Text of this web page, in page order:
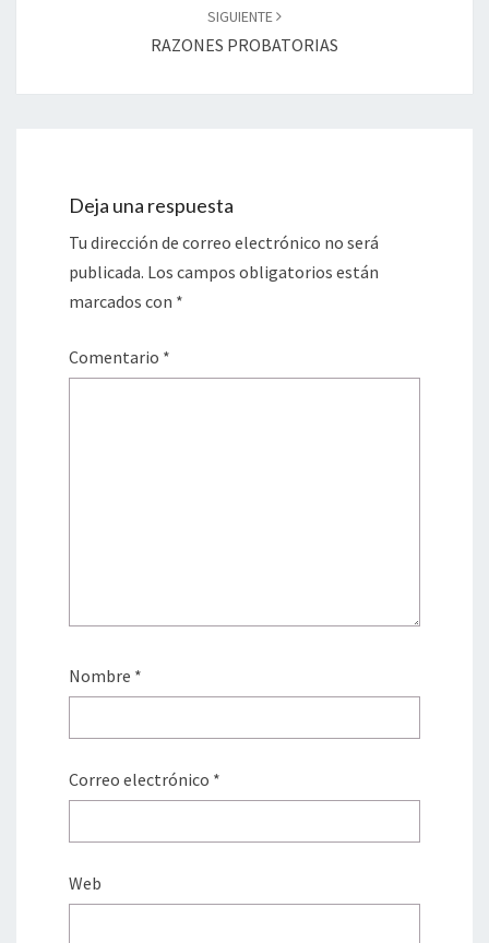
SIGUIENTE
RAZONES PROBATORIAS
Deja una respuesta
Tu dirección de correo electrónico no será
publicada. Los campos obligatorios están
marcados con *
Comentario *
Nombre *
Correo electrónico *
Web